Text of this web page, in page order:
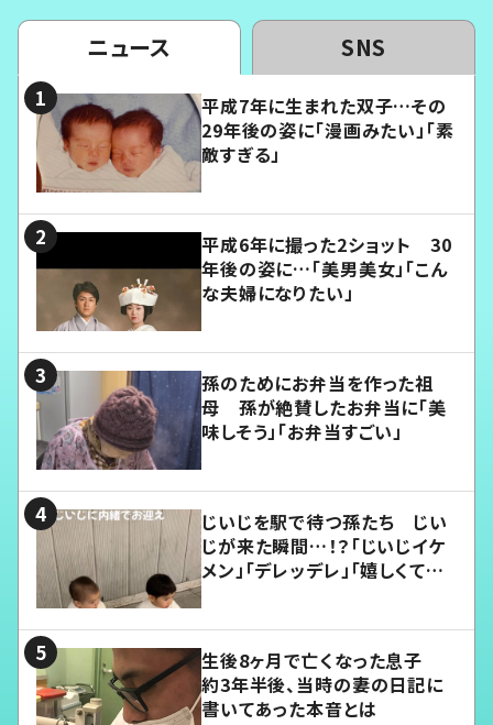
ニュース SNS
平成7年に生まれた双子…その
29年後の姿に「漫画みたい」「素
敵すぎる」
平成6年に撮った2ショット 30
年後の姿に…「美男美女」「こん
な夫婦になりたい」
孫のためにお弁当を作った祖
母 孫が絶賛したお弁当に「美
味しそう」「お弁当すごい」
じいじを駅で待つ孫たち じい
じが来た瞬間…！？「じいじイケ
メン」「デレッデレ」「嬉しくて可
生後8ヶ月で亡くなった息子
約3年半後、当時の妻の日記に
書いてあった本音とは